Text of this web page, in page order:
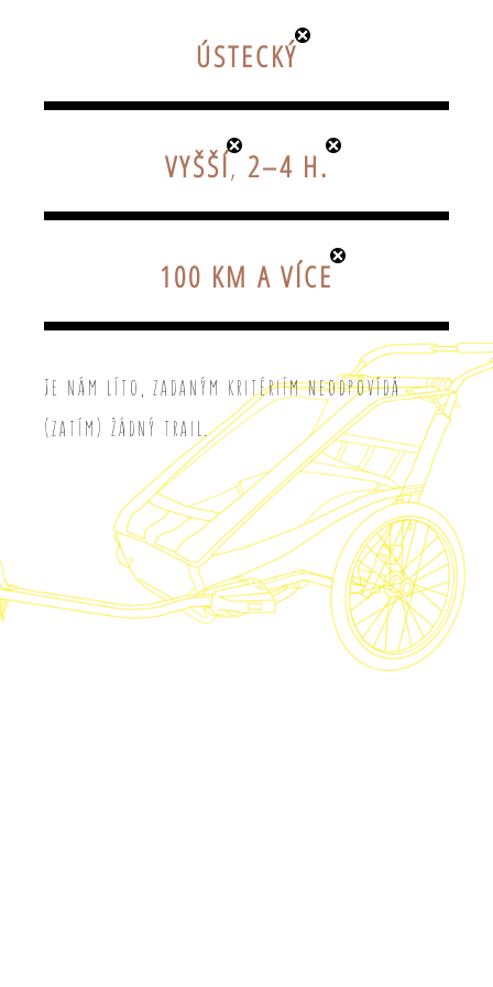
ÚSTECKÝ
VYŠŠÍ, 2–4 H.
100 KM A VÍCE
Je nám líto, zadaným kritériím neodpovídá
(zatím) žádný trail.